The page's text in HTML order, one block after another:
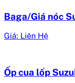
Baga/Giá nóc
Giá: Liên Hệ
Ốp cua lốp